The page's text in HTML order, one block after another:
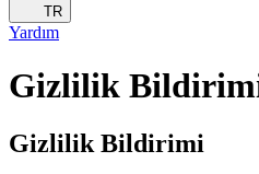
TR
Yardım
Gizlilik
Gizlilik Bildirimi